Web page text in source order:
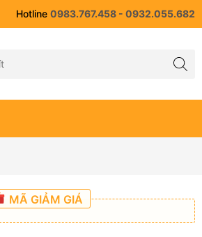
Hotline 0983.767.458 - 0932.055.682
MÃ GIẢM GIÁ